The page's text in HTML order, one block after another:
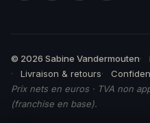
© 2026 Sabine Vandermouten
Livraison & retours
Prix nets en euros · TVA non
(franchise en base).